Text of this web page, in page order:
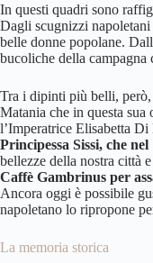
In questi quadri sono
Dagli scugnizzi
belle donne popolane.
bucoliche della campagna
Tra i dipinti più belli,
Matania che in questa sua
l’Imperatrice Elisabetta
Principessa Sissi, che
bellezze della nostra città
Caffè Gambrinus per
Ancora oggi è possibile
napoletano lo ripropone
La memoria storica